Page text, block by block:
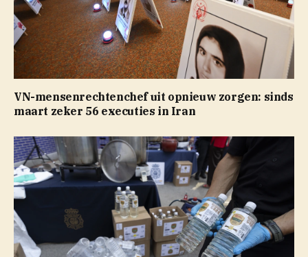
VN-mensenrechtenchef uit opnieuw zorgen: sinds
maart zeker 56 executies in Iran